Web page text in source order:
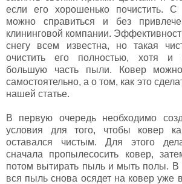
если его хорошенько почистить. С
можно справиться и без
клининговой компании.
снегу всем известна, но такая
очистить его полностью, хотя и
большую часть пыли. Ковер
самостоятельно, а о том, как это
нашей статье.
В первую очередь необходимо
условия для того, чтобы ковер
оставался чистым. Для этого
сначала пропылесосить ковер,
потом вытирать пыль и мыть полы. В
вся пыль снова осядет на ковер уже